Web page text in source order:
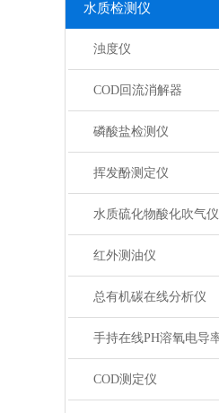
水质检测仪
浊度仪
COD回流消解器
磷酸盐检测仪
挥发酚测定仪
水质硫化物酸化吹气仪
红外测油仪
总有机碳在线分析仪
COD测定仪